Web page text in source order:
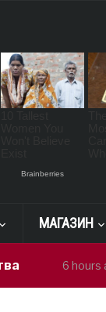
МАГАЗИН
6 hours ago